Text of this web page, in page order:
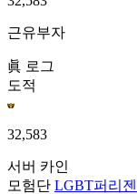
근유부자
眞 로그
도적
32,583
서버 카인
모험단 LGBT퍼리젠